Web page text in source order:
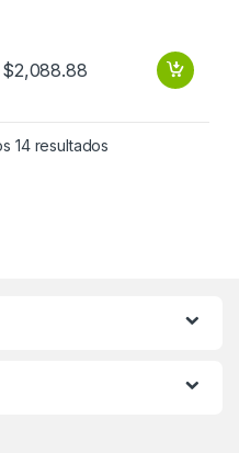
$2,088.88
14 resultados